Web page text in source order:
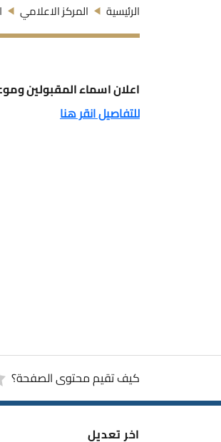
الرئيسية المركز الاعلامي
اعلان اسماء المقبولين
للتفاصيل انقر هنا
كيف تقيم محتوى الصفحة؟
اخر تعديل